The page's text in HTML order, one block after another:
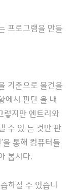
프로그램을 만들
기준으로 물건을
에서 판단 을 내
렇지만 엔트리와
수 있 는 것만 판
을 통해 컴퓨터들
봅시다.
하실 수 있습니